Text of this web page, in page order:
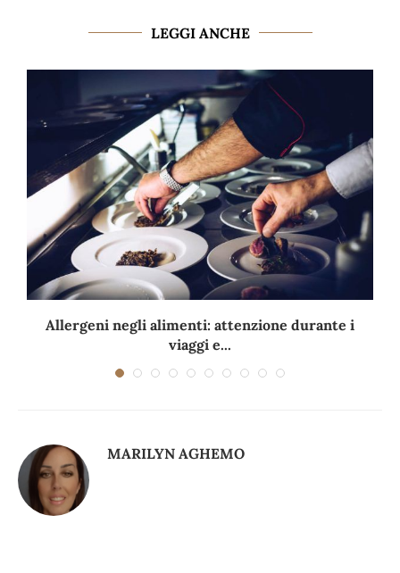
LEGGI ANCHE
Allergeni negli alimenti: attenzione durante i
viaggi e...
MARILYN AGHEMO